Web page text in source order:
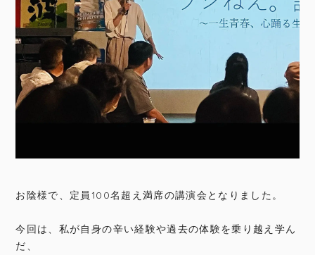
お陰様で、定員100名超え満席の講演会となりました。
今回は、私が自身の辛い経験や過去の体験を乗り越え学ん
だ、